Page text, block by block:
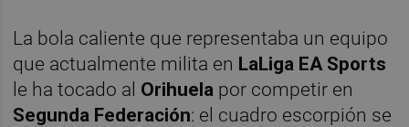
La bola caliente que representaba un equipo
que actualmente milita en LaLiga EA Sports
le ha tocado al Orihuela por competir en
Segunda Federación: el cuadro escorpión se